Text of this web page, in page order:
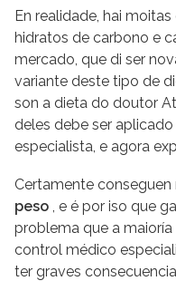
En realidade, hai
hidratos de carbono e
mercado, que di ser
variante deste tipo de
son a dieta do doutor
deles debe ser
especialista, e agora
Certamente
peso , e é por iso que
problema que a
control médico
ter graves